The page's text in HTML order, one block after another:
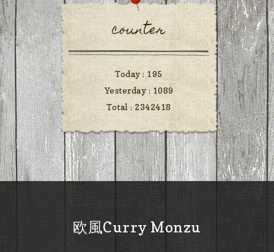
counter
Today : 195
Yesterday : 1089
Total : 2342418
欧風Curry Monzu